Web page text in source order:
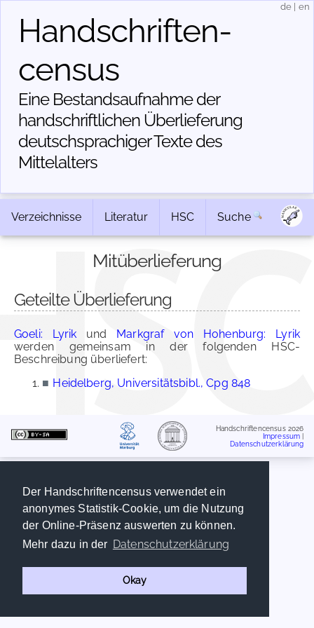
Der Handschriftencensus verwendet ein
anonymes Statistik-Cookie, um die Nutzung
der Online-Präsenz auswerten zu können.
Mehr dazu in der Datenschutzerklärung
Okay
Handschriften­
census
Eine Bestandsaufnahme der
handschriftlichen Über­lieferung
deutschsprachiger Texte des
Mittelalters
de en
Verzeichnisse Literatur HSC Suche
Mitüberlieferung
Geteilte Überlieferung
Goeli: Lyrik und Markgraf von Hohenburg: Lyrik
werden gemeinsam in der folgenden HSC-
Beschreibung überliefert:
■ Heidelberg, Universitätsbibl., Cpg 848
Handschriftencensus 2026
Impressum
Datenschutzerklärung